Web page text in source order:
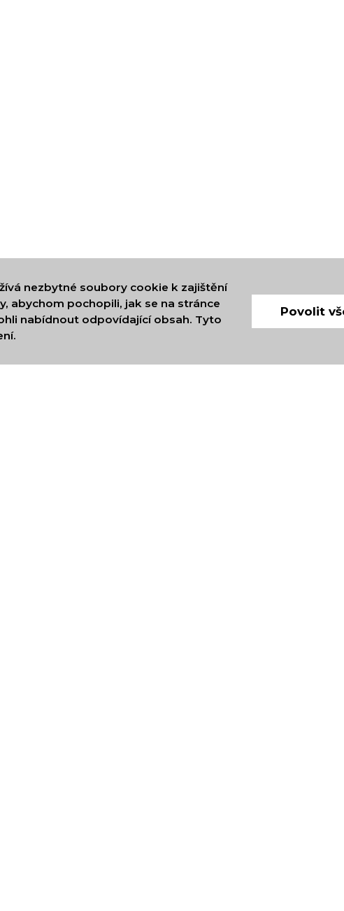
nezbytné soubory cookie k zajištění
abychom pochopili, jak se na stránce
nabídnout odpovídající obsah. Tyto
Povolit